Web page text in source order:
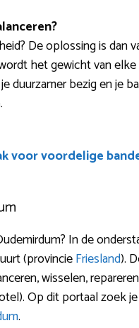
De oplossing is dan
het gewicht van
duurzamer bezig en je
voor voordelige
In de
(provincieFriesland).
wisselen,
Op dit portaal zoek
.